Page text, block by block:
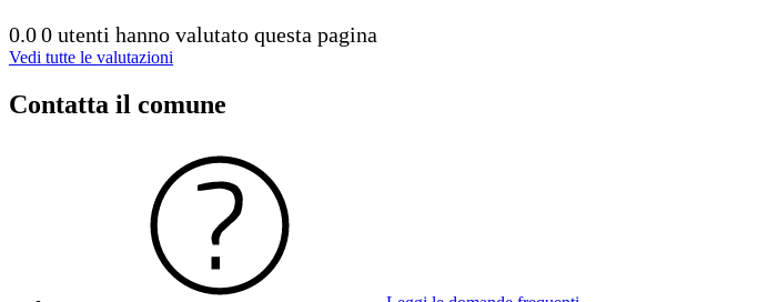
0.00 utenti hanno valutato questa pagina
Vedi tutte le valutazioni
Contatta il comune